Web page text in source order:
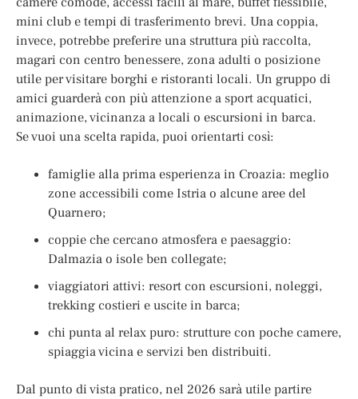
mini club e tempi di trasferimento brevi. Una coppia,
invece, potrebbe preferire una struttura più raccolta,
magari con centro benessere, zona adulti o posizione
utile per visitare borghi e ristoranti locali. Un gruppo di
amici guarderà con più attenzione a sport acquatici,
animazione, vicinanza a locali o escursioni in barca.
Se vuoi una scelta rapida, puoi orientarti così:
famiglie alla prima esperienza in Croazia: meglio
zone accessibili come Istria o alcune aree del
Quarnero;
coppie che cercano atmosfera e paesaggio:
Dalmazia o isole ben collegate;
viaggiatori attivi: resort con escursioni, noleggi,
trekking costieri e uscite in barca;
chi punta al relax puro: strutture con poche camere,
spiaggia vicina e servizi ben distribuiti.
Dal punto di vista pratico, nel 2026 sarà utile partire